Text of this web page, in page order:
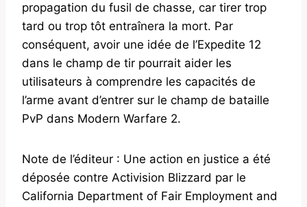
propagation du fusil de chasse, car tirer trop
tard ou trop tôt entraînera la mort. Par
conséquent, avoir une idée de l’Expedite 12
dans le champ de tir pourrait aider les
utilisateurs à comprendre les capacités de
l’arme avant d’entrer sur le champ de bataille
PvP dans Modern Warfare 2.
Note de l’éditeur : Une action en justice a été
déposée contre Activision Blizzard par le
California Department of Fair Employment and